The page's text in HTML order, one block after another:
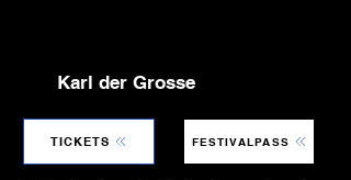
Karl der Grosse
TICKETS FESTIVALPASS